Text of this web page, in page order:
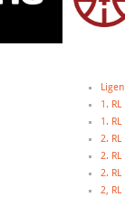
Ligen
1.
1.
2.
2.
2.
2,